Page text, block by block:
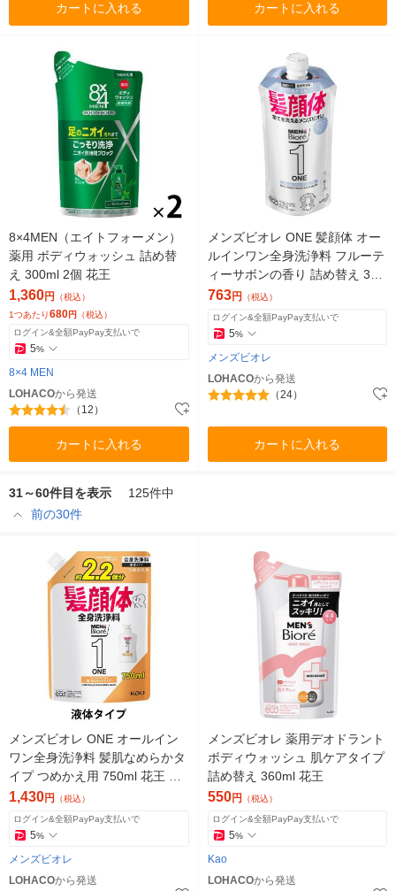
カートに入れる カートに入れる
8×4MEN（エイトフォーメン）
薬用 ボディウォッシュ 詰め替
え 300ml 2個 花王
1,360円
（税込）
1つあたり680円 （税込）
ログイン&全額PayPay支払いで
5%
8×4 MEN
LOHACOから発送
（12）
カートに入れる
メンズビオレ ONE 髪顔体 オー
ルインワン全身洗浄料 フルーテ
ィーサボンの香り 詰め替え 340
ml 1個 全身のケアこれ１本！
763円 （税込）
ログイン&全額PayPay支払いで
5%
メンズビオレ
LOHACOから発送
（24）
カートに入れる
31～60件目を表示
125件中
前の30件
メンズビオレ ONE オールイン
ワン全身洗浄料 髪肌なめらかタ
イプ つめかえ用 750ml 花王 液
体タイプ
1,430円 （税込）
ログイン&全額PayPay支払いで
5%
メンズビオレ
LOHACOから発送
メンズビオレ 薬用デオドラント
ボディウォッシュ 肌ケアタイプ
詰め替え 360ml 花王
550円 （税込）
ログイン&全額PayPay支払いで
5%
Kao
LOHACOから発送